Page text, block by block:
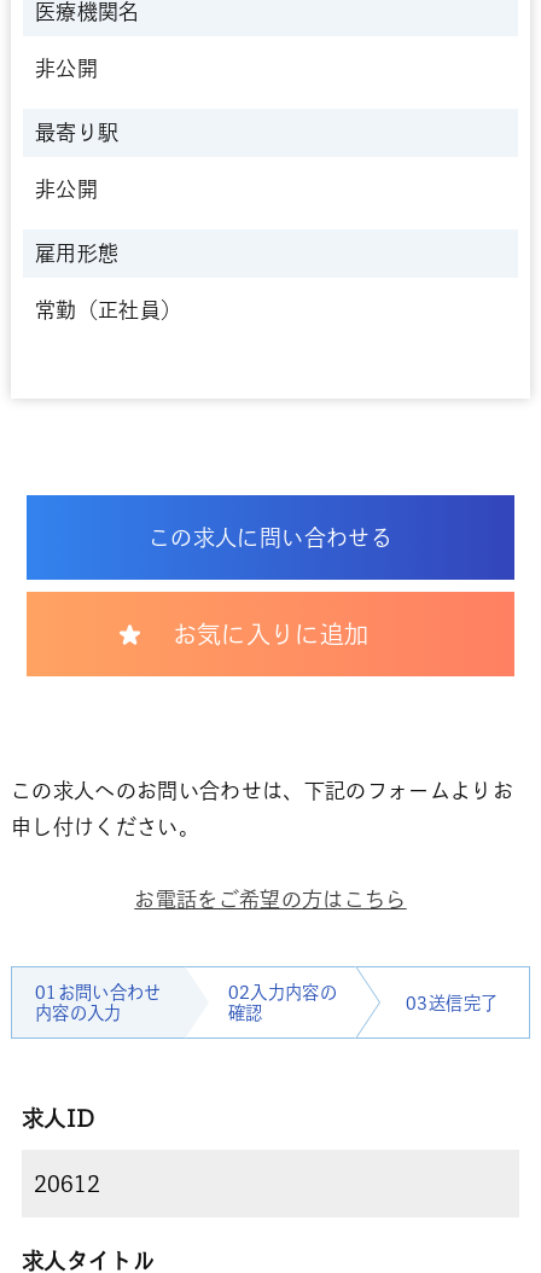
医療機関名
非公開
最寄り駅
非公開
雇用形態
常勤（正社員）
この求人に問い合わせる
お気に入りに追加
この求人へのお問い合わせは、下記のフォームよりお
申し付けください。
お電話をご希望の方はこちら
01お問い合わせ
内容の入力
02入力内容の
確認
03送信完了
求人ID
求人タイトル